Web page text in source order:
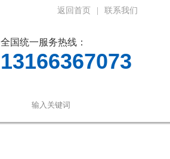
返回首页 联系我们
全国统一服务热线：
13166367073